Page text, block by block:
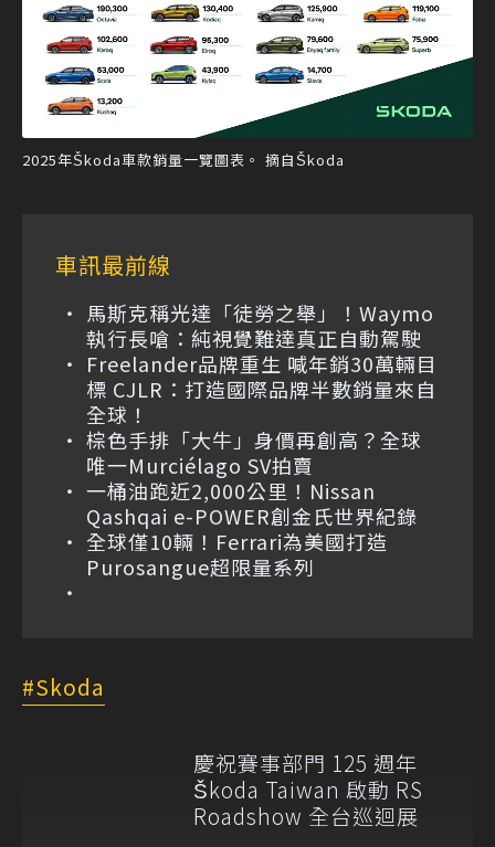
2025年Škoda車款銷量一覽圖表。 摘自Škoda
車訊最前線
馬斯克稱光達「徒勞之舉」！Waymo
執行長嗆：純視覺難達真正自動駕駛
Freelander品牌重生 喊年銷30萬輛目
標 CJLR：打造國際品牌半數銷量來自
全球！
棕色手排「大牛」身價再創高？全球
唯一Murciélago SV拍賣
一桶油跑近2,000公里！Nissan
Qashqai e-POWER創金氏世界紀錄
全球僅10輛！Ferrari為美國打造
Purosangue超限量系列
Skoda
慶祝賽事部門 125 週年
Škoda Taiwan 啟動 RS
Roadshow 全台巡迴展